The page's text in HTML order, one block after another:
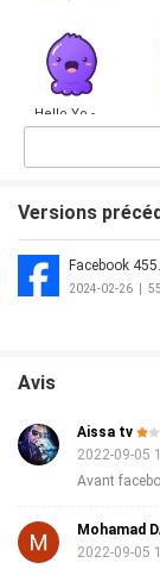
Show
Hello Yo -
Group Chat
Versions
Facebook
2024-02-26
Avis
Aissa tv
2022-09-05
Avant
Mohamad
2022-09-05